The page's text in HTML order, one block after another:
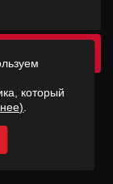
Вещей» −
данных
который